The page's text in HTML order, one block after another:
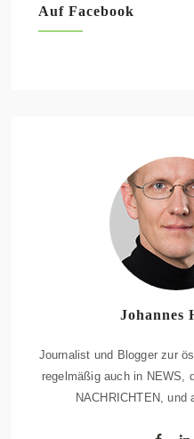
Auf Facebook
Johannes
Journalist und Blogger zur
regelmäßig auch in NEWS,
NACHRICHTEN, und